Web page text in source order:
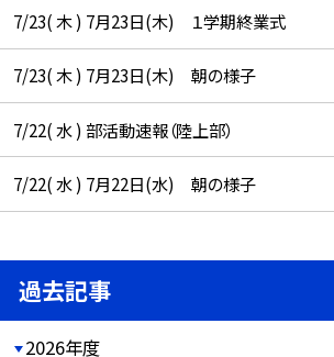
7/23( 木 ) 7月23日(木) １学期終業式
7/23( 木 ) 7月23日(木) 朝の様子
7/22( 水 ) 部活動速報（陸上部）
7/22( 水 ) 7月22日(水) 朝の様子
過去記事
2026年度